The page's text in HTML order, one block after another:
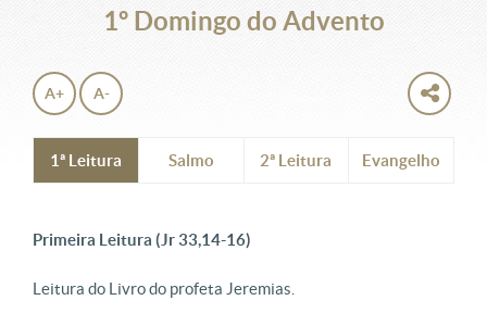
1º Domingo do Advento
A+ A-
1ª Leitura Salmo 2ª Leitura Evangelho
Primeira Leitura (Jr 33,14-16)
Leitura do Livro do profeta Jeremias.